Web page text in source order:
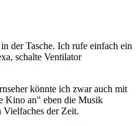
der Tasche. Ich rufe einfach ein
schalte Ventilator
könnte ich zwar auch mit
Kino an" eben die Musik
Vielfaches der Zeit.